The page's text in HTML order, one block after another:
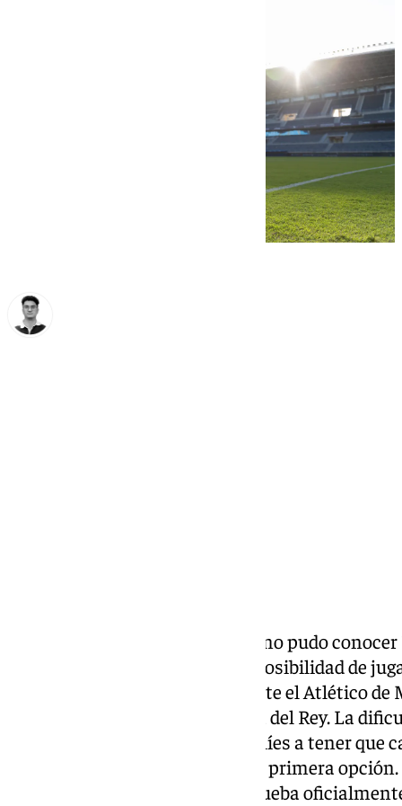
Era un secreto a voces. Tal y como pudo
la posibilidad de
su histórico enfrentamiento ante el Atlético de
dieciseisavos de final de la Copa del Rey. La
Noche ha obligado a los marbellíes a tener que
caso del escenario Martiricos la primera
curso, aunque la RFEF ya lo aprueba